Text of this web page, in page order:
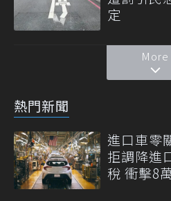
定
More
熱門新聞
進口車零
拒調降進
稅 衝擊8